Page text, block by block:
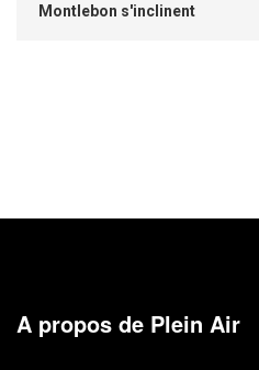
Montlebon s'inclinent
A propos de Plein Air